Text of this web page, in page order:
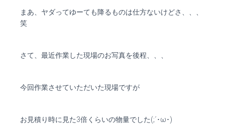
まあ、ヤダってゆーても降るものは仕方ないけどさ、、、
笑
さて、最近作業した現場のお写真を後程、、、
今回作業させていただいた現場ですが
お見積り時に見た3倍くらいの物量でした(;´･ω･)